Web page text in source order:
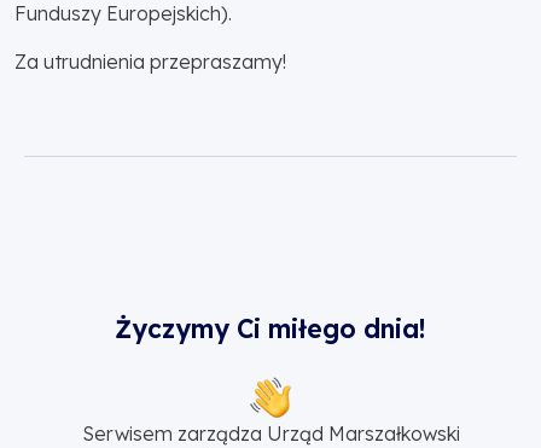
Funduszy Europejskich).
Za utrudnienia przepraszamy!
Życzymy Ci miłego dnia!
Serwisem zarządza Urząd Marszałkowski